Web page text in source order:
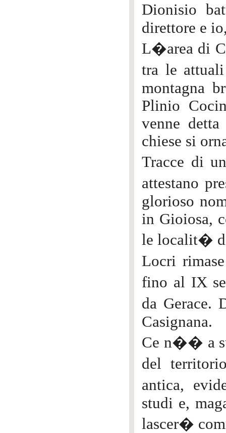
Dionisio
direttore e
L�area di
tra le
montagna
Plinio
venne
chiese si
Tracce di
attestano
glorioso
in Gioiosa,
le localit�
Locri
fino al IX
da Gerace.
Casignana.
Ce n�� a
del
antica,
studi e,
lascer�